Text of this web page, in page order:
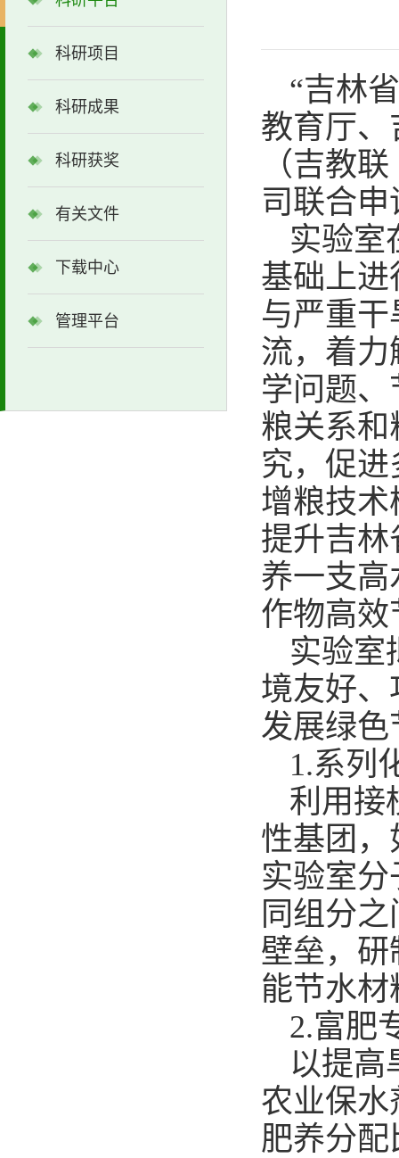
科研项目
科研成果
科研获奖
有关文件
下载中心
管理平台
“吉林
教育厅
（吉教
司联合
实验室
基础上
与严重
流，着
学问题
粮关系
究，促
增粮技
提升吉
养一支
作物高
实验室
境友好
发展绿
1.系列
利用接
性基团
实验室
同组分
壁垒，
能节水
2.富肥
以提高
农业保
肥养分